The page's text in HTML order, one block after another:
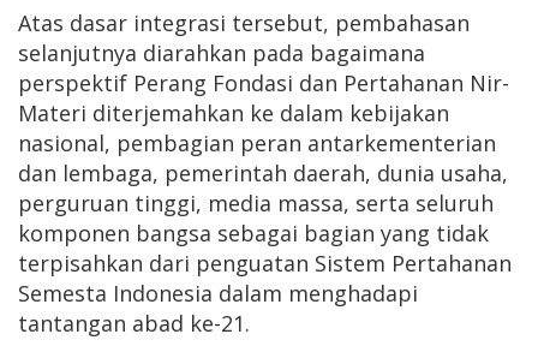
Atas dasar integrasi tersebut, pembahasan
selanjutnya diarahkan pada bagaimana
perspektif Perang Fondasi dan Pertahanan Nir-
Materi diterjemahkan ke dalam kebijakan
nasional, pembagian peran antarkementerian
dan lembaga, pemerintah daerah, dunia usaha,
perguruan tinggi, media massa, serta seluruh
komponen bangsa sebagai bagian yang tidak
terpisahkan dari penguatan Sistem Pertahanan
Semesta Indonesia dalam menghadapi
tantangan abad ke-21.